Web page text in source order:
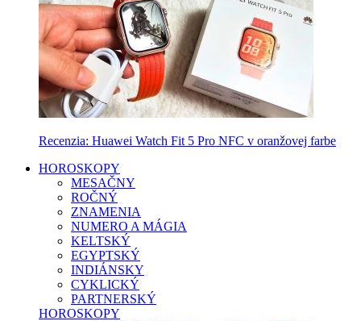
Recenzia: Huawei Watch Fit 5 Pro NFC v oranžovej farbe
HOROSKOPY
MESAČNY
ROČNÝ
ZNAMENIA
NUMERO A MÁGIA
KELTSKÝ
EGYPTSKÝ
INDIÁNSKY
CYKLICKÝ
PARTNERSKÝ
HOROSKOPY